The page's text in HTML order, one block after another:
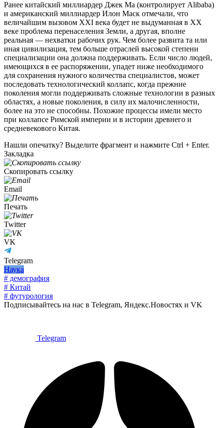
Ранее китайский миллиардер Джек Ма (контролирует Alibaba)
и американский миллиардер Илон Маск отмечали, что
величайшим вызовом XXI века будет не выдуманная в XX
веке проблема перенаселения Земли, а другая, вполне
реальная — нехватки рабочих рук. Чем более развита та или
иная цивилизация, тем больше отраслей высокой степени
специализации она должна поддерживать. Если число людей,
имеющихся в ее распоряжении, упадет ниже необходимого
для сохранения нужного количества специалистов, может
последовать технологический коллапс, когда прежние
поколения могли поддерживать сложные технологии в разных
областях, а новые поколения, в силу их малочисленности,
более на это не способны. Похожие процессы имели место
при коллапсе Римской империи и в истории древнего и
средневекового Китая.
Нашли опечатку? Выделите фрагмент и нажмите Ctrl + Enter.
Закладка
Скопировать ссылку
Email
Печать
Twitter
VK
Telegram
Наука
# демография
# Китай
# футурология
Подписывайтесь на нас в Telegram, Яндекс.Новостях и VK
Telegram